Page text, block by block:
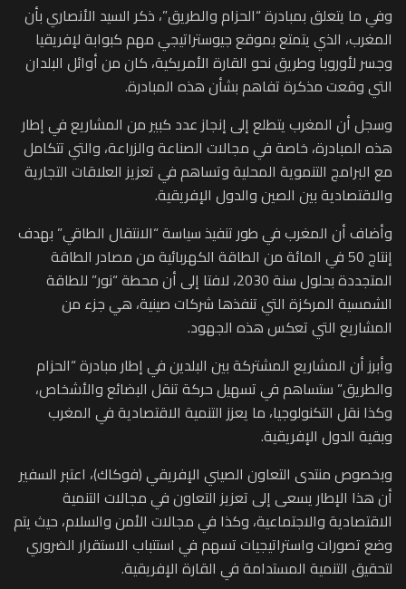
وفي ما يتعلق بمبادرة “الحزام والطريق”، ذكر السيد الأنصاري بأن
المغرب، الذي يتمتع بموقع جيوستراتيجي مهم كبوابة لإفريقيا
وجسر لأوروبا وطريق نحو القارة الأمريكية، كان من أوائل البلدان
التي وقعت مذكرة تفاهم بشأن هذه المبادرة.
وسجل أن المغرب يتطلع إلى إنجاز عدد كبير من المشاريع في إطار
هذه المبادرة، خاصة في مجالات الصناعة والزراعة، والتي تتكامل
مع البرامج التنموية المحلية وتساهم في تعزيز العلاقات التجارية
والاقتصادية بين الصين والدول الإفريقية.
وأضاف أن المغرب في طور تنفيذ سياسة “الانتقال الطاقي” بهدف
إنتاج 50 في المائة من الطاقة الكهربائية من مصادر الطاقة
المتجددة بحلول سنة 2030، لافتا إلى أن محطة “نور” للطاقة
الشمسية المركزة التي تنفذها شركات صينية، هي جزء من
المشاريع التي تعكس هذه الجهود.
وأبرز أن المشاريع المشتركة بين البلدين في إطار مبادرة “الحزام
والطريق” ستساهم في تسهيل حركة تنقل البضائع والأشخاص،
وكذا نقل التكنولوجيا، ما يعزز التنمية الاقتصادية في المغرب
وبقية الدول الإفريقية.
وبخصوص منتدى التعاون الصيني الإفريقي (فوكاك)، اعتبر السفير
أن هذا الإطار يسعى إلى تعزيز التعاون في مجالات التنمية
الاقتصادية والاجتماعية، وكذا في مجالات الأمن والسلام، حيث يتم
وضع تصورات واستراتيجيات تسهم في استتباب الاستقرار الضروري
لتحقيق التنمية المستدامة في القارة الإفريقية.